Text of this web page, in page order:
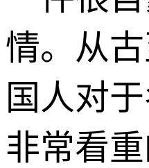
情。从
国人对
非常看